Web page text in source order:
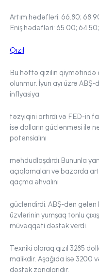
Artım hədəfləri: 66.80;
Eniş hədəfləri: 65.00;
Qızıl
Bu həftə qızılın
olunmur. İyun ayı üzrə
inflyasiya
təzyiqini artırdı və FED-in
isə dolların güclənməsi ilə
potensialını
məhdudlaşdırdı.Bununla
açıqlamaları və bazarda
qaçma əhvalını
gücləndirdi. ABŞ-dən
üzvlərinin yumşaq tonlu
müvəqqəti dəstək verdi.
Texniki olaraq qızıl 3285
malikdir. Aşağıda isə 3200
dəstək zonalarıdır.